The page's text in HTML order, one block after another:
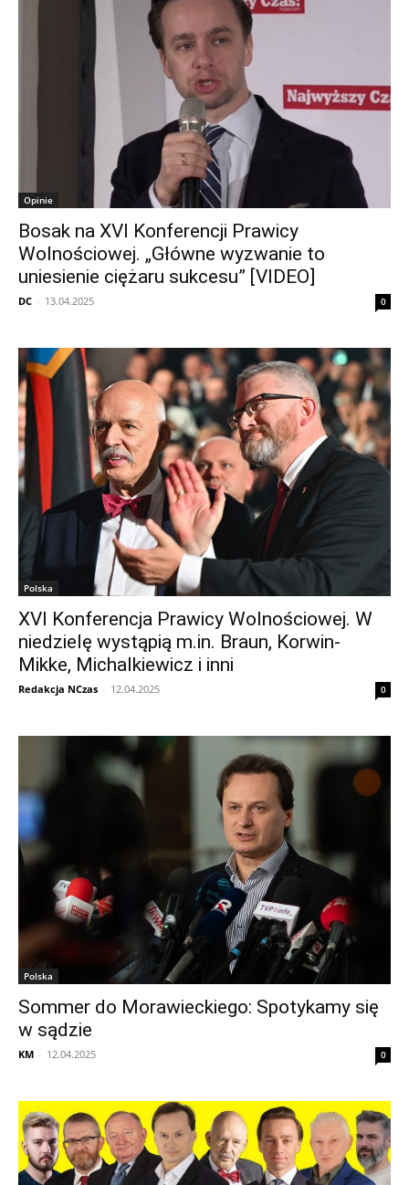
Opinie
Bosak na XVI Konferencji Prawicy
Wolnościowej. „Główne wyzwanie to
uniesienie ciężaru sukcesu” [VIDEO]
DC - 13.04.2025 0
Polska
XVI Konferencja Prawicy Wolnościowej. W
niedzielę wystąpią m.in. Braun, Korwin-
Mikke, Michalkiewicz i inni
Redakcja NCzas - 12.04.2025 0
Polska
Sommer do Morawieckiego: Spotykamy się
w sądzie
KM - 12.04.2025 0